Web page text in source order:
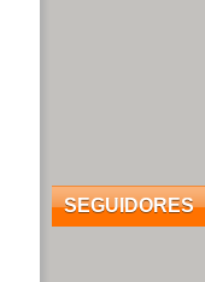
SEGUIDORES